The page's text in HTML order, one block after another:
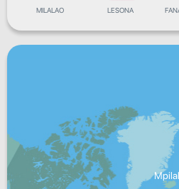
MILALAO LESONA